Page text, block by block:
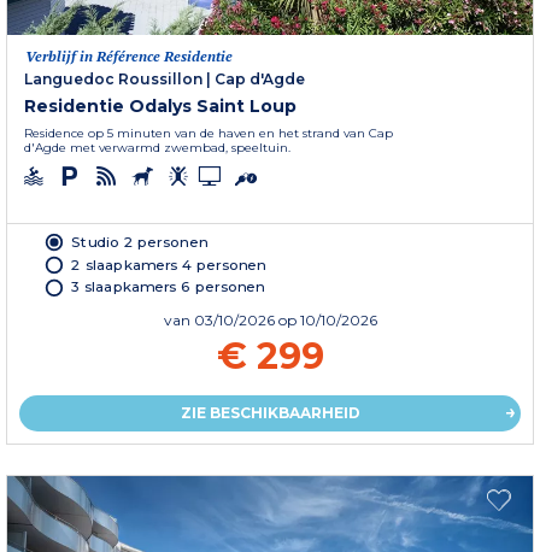
Verblijf in Référence Residentie
Languedoc Roussillon
Cap d'Agde
Residentie Odalys Saint Loup
Residence op 5 minuten van de haven en het strand van Cap
d'Agde met verwarmd zwembad, speeltuin.
Studio 2 personen
2 slaapkamers 4 personen
3 slaapkamers 6 personen
van 03/10/2026 op 10/10/2026
€ 299
ZIE BESCHIKBAARHEID